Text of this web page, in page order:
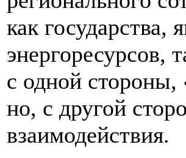
как
энергоресурсов,
с одной стороны,
но, с другой
взаимодействия.